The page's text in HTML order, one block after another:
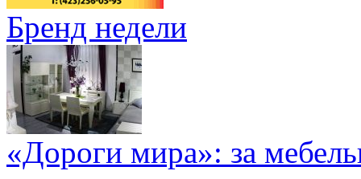
Бренд недели
«Дороги мира»: за